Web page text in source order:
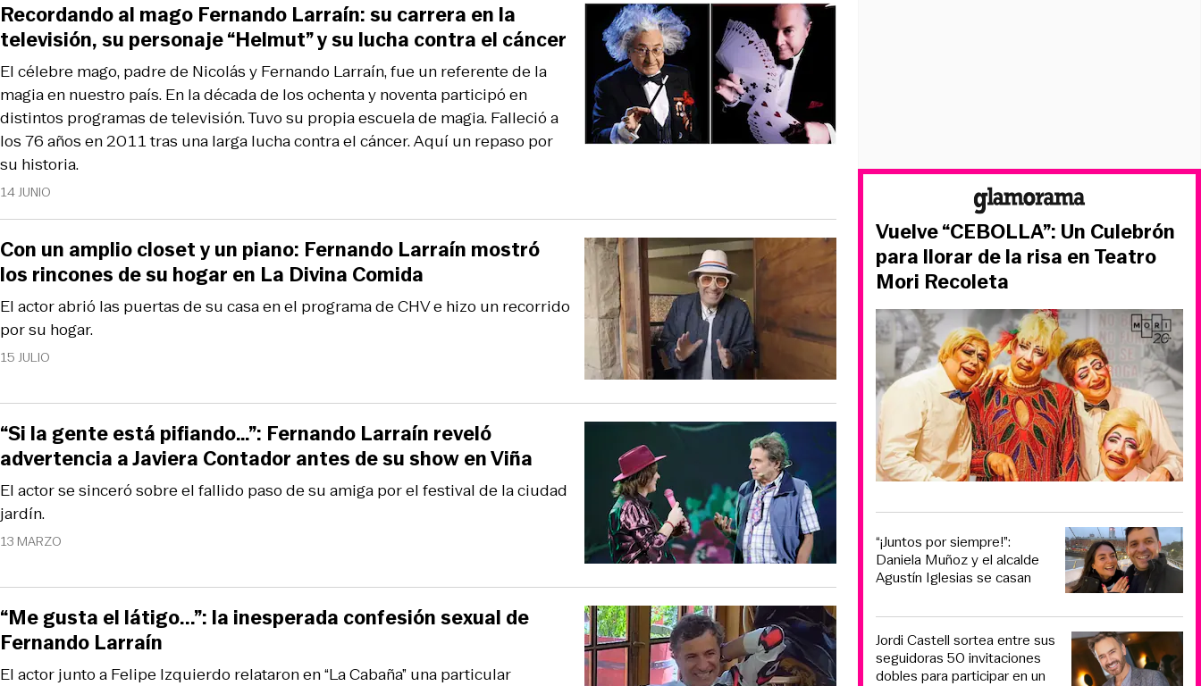
14 JUNIO
El célebre mago, padre de Nicolás y Fernando Larraín, fue un referente de la
magia en nuestro país. En la década de los ochenta y noventa participó en
distintos programas de televisión. Tuvo su propia escuela de magia. Falleció a
los 76 años en 2011 tras una larga lucha contra el cáncer. Aquí un repaso por
su historia.
Recordando al mago Fernando Larraín: su carrera en la
televisión, su personaje “Helmut” y su lucha contra el cáncer
15 JULIO
El actor abrió las puertas de su casa en el programa de CHV e hizo un recorrido
por su hogar.
Con un amplio closet y un piano: Fernando Larraín mostró
los rincones de su hogar en La Divina Comida
13 MARZO
El actor se sinceró sobre el fallido paso de su amiga por el festival de la ciudad
jardín.
“Si la gente está pifiando…”: Fernando Larraín reveló
advertencia a Javiera Contador antes de su show en Viña
El actor junto a Felipe Izquierdo relataron en “La Cabaña” una particular
“Me gusta el látigo...”: la inesperada confesión sexual de
Fernando Larraín
Vuelve “CEBOLLA”: Un Culebrón
para llorar de la risa en Teatro
Mori Recoleta
“¡Juntos por siempre!”:
Daniela Muñoz y el alcalde
Agustín Iglesias se casan
Jordi Castell sortea entre sus
seguidoras 50 invitaciones
dobles para participar en un